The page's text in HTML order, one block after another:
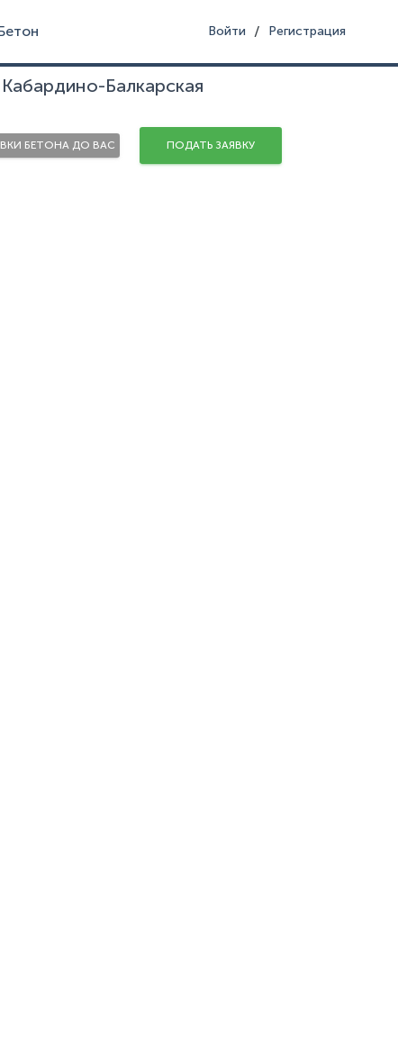
Войти / Регистрация
Балкарская
БЕТОНА ДО ВАС ПОДАТЬ ЗАЯВКУ